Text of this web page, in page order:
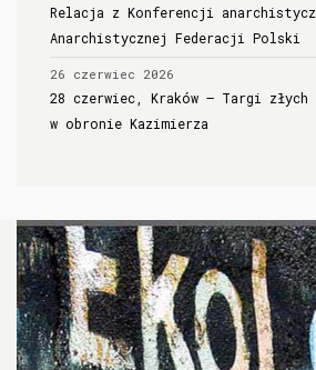
Relacja z Konferencji
Anarchistycznej Federacji Polski
26 czerwiec 2026
28 czerwiec, Kraków – Targi
w obronie Kazimierza